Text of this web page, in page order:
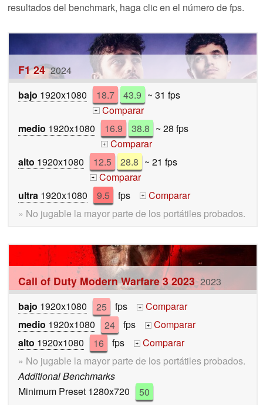
resultados del benchmark, haga clic en el número de fps.
F1 24 2024
bajo 1920x1080 18.7 43.9 ~ 31 fps
+ Comparar
medio 1920x1080 16.9 38.8 ~ 28 fps
+ Comparar
alto 1920x1080 12.5 28.8 ~ 21 fps
+ Comparar
ultra 1920x1080 9.5 fps +
Comparar
» No jugable la mayor parte de los portátiles probados.
Call of Duty Modern Warfare 3 2023 2023
bajo 1920x1080 25 fps +
Comparar
medio 1920x1080 24 fps +
Comparar
alto 1920x1080 16 fps +
Comparar
» No jugable la mayor parte de los portátiles probados.
Additional Benchmarks
Minimum Preset 1280x720
50